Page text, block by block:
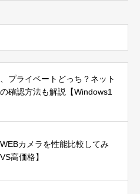
プライベートどっち？ネット
確認方法も解説【Windows1
カメラを性能比較してみ
高価格】